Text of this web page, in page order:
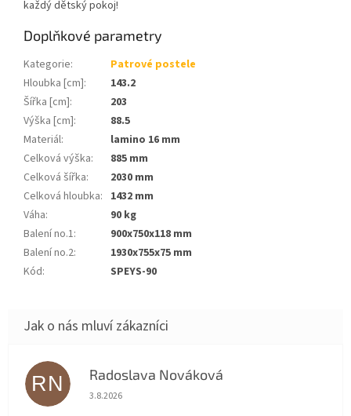
každý dětský pokoj!
Doplňkové parametry
Kategorie:
Patrové postele
Hloubka [cm]:
143.2
Šířka [cm]:
203
Výška [cm]:
88.5
Materiál:
lamino 16 mm
Celková výška:
885 mm
Celková šířka:
2030 mm
Celková hloubka: 1432 mm
Váha:
90 kg
Balení no.1:
900x750x118 mm
Balení no.2:
1930x755x75 mm
Kód: SPEYS-90
RN Radoslava Nováková
Hodnocení obchodu je 5 z 5 hvězdiček.
3.8.2026